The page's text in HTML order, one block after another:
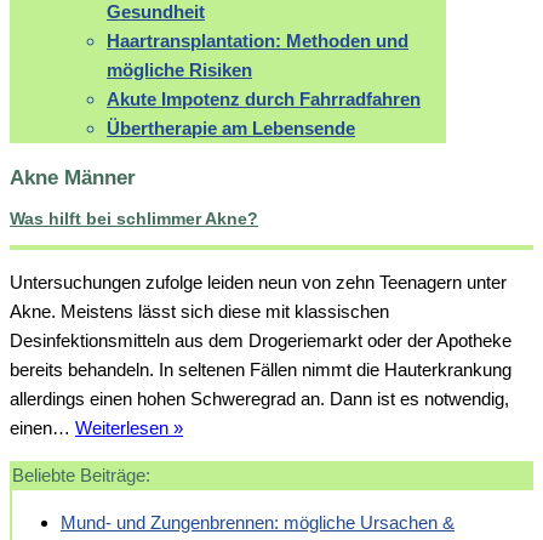
Gesundheit
Haartransplantation: Methoden und
mögliche Risiken
Akute Impotenz durch Fahrradfahren
Übertherapie am Lebensende
Akne Männer
Was hilft bei schlimmer Akne?
Untersuchungen zufolge leiden neun von zehn Teenagern unter
Akne. Meistens lässt sich diese mit klassischen
Desinfektionsmitteln aus dem Drogeriemarkt oder der Apotheke
bereits behandeln. In seltenen Fällen nimmt die Hauterkrankung
allerdings einen hohen Schweregrad an. Dann ist es notwendig,
einen… Weiterlesen »Was
hilft
bei
schlimmer
Beliebte Beiträge:
Mund- und Zungenbrennen: mögliche Ursachen &